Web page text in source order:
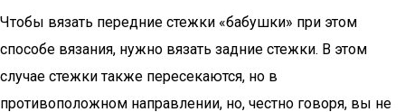
Чтобы вязать передние стежки «бабушки» при этом
способе вязания, нужно вязать задние стежки. В этом
случае стежки также пересекаются, но в
противоположном направлении, но, честно говоря, вы не